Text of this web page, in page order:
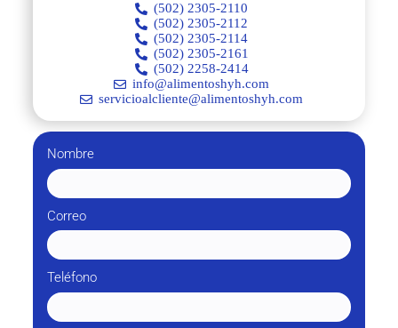
(502) 2305-2110
(502) 2305-2112
(502) 2305-2114
(502) 2305-2161
(502) 2258-2414
info@alimentoshyh.com
servicioalcliente@alimentoshyh.com
Nombre
Correo
Teléfono